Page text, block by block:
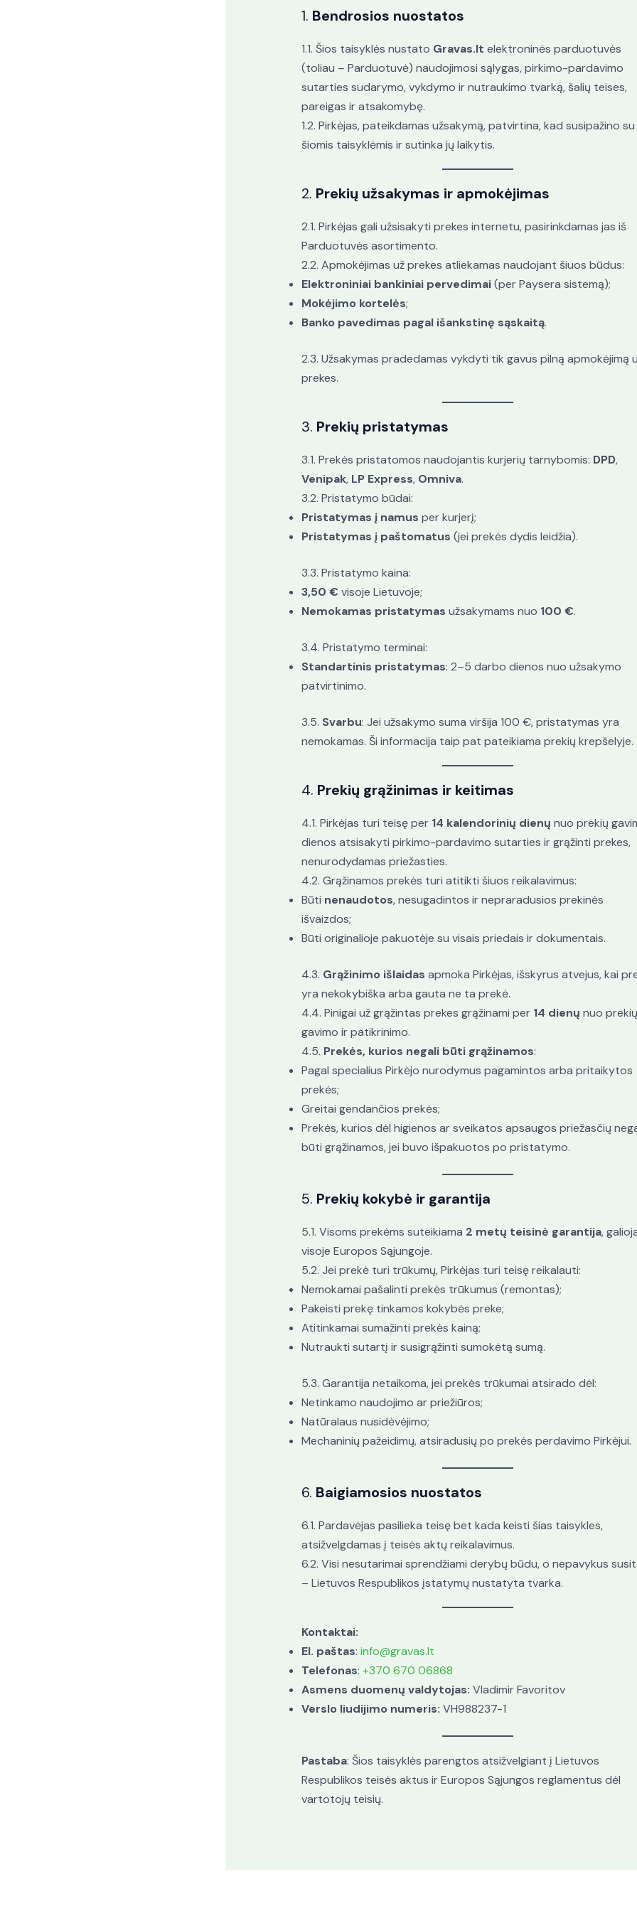
1. Bendrosios nuostatos
1.1. Šios taisyklės nustato Gravas.lt elektroninės parduotuvės
(toliau – Parduotuvė) naudojimosi sąlygas, pirkimo-pardavimo
sutarties sudarymo, vykdymo ir nutraukimo tvarką, šalių teises,
pareigas ir atsakomybę.
1.2. Pirkėjas, pateikdamas užsakymą, patvirtina, kad susipažino su
šiomis taisyklėmis ir sutinka jų laikytis.
2. Prekių užsakymas ir apmokėjimas
2.1. Pirkėjas gali užsisakyti prekes internetu, pasirinkdamas jas iš
Parduotuvės asortimento.
2.2. Apmokėjimas už prekes atliekamas naudojant šiuos būdus:
Elektroniniai bankiniai pervedimai(per Paysera sistemą);
Mokėjimo kortelės;
Banko pavedimas pagal išankstinę sąskaitą.
2.3. Užsakymas pradedamas vykdyti tik gavus pilną apmokėjimą
prekes.
3. Prekių pristatymas
3.1. Prekės pristatomos naudojantis kurjerių tarnybomis: DPD,
Venipak, LP Express, Omniva.
3.2. Pristatymo būdai:
Pristatymas į namus per kurjerį;
Pristatymas į paštomatus (jei prekės dydis leidžia).
3.3. Pristatymo kaina:
3,50 € visoje Lietuvoje;
Nemokamas pristatymas užsakymams nuo 100 €.
3.4. Pristatymo terminai:
Standartinis pristatymas: 2–5 darbo dienos nuo užsakymo
patvirtinimo.
3.5. Svarbu: Jei užsakymo suma viršija 100 €, pristatymas yra
nemokamas. Ši informacija taip pat pateikiama prekių krepšelyje.
4. Prekių grąžinimas ir keitimas
4.1. Pirkėjas turi teisę per 14 kalendorinių dienų nuo prekių
dienos atsisakyti pirkimo-pardavimo sutarties ir grąžinti prekes,
nenurodydamas priežasties.
4.2. Grąžinamos prekės turi atitikti šiuos reikalavimus:
Būti nenaudotos, nesugadintos ir nepraradusios prekinės
išvaizdos;
Būti originalioje pakuotėje su visais priedais ir dokumentais.
4.3. Grąžinimo išlaidas apmoka Pirkėjas, išskyrus atvejus, kai
yra nekokybiška arba gauta ne ta prekė.
4.4. Pinigai už grąžintas prekes grąžinami per 14 dienų nuo prekių
gavimo ir patikrinimo.
4.5. Prekės, kurios negali būti grąžinamos:
Pagal specialius Pirkėjo nurodymus pagamintos arba pritaikytos
prekės;
Greitai gendančios prekės;
Prekės, kurios dėl higienos ar sveikatos apsaugos priežasčių
būti grąžinamos, jei buvo išpakuotos po pristatymo.
5. Prekių kokybė ir garantija
5.1. Visoms prekėms suteikiama 2 metų teisinė garantija,
visoje Europos Sąjungoje.
5.2. Jei prekė turi trūkumų, Pirkėjas turi teisę reikalauti:
Nemokamai pašalinti prekės trūkumus (remontas);
Pakeisti prekę tinkamos kokybės preke;
Atitinkamai sumažinti prekės kainą;
Nutraukti sutartį ir susigrąžinti sumokėtą sumą.
5.3. Garantija netaikoma, jei prekės trūkumai atsirado dėl:
Netinkamo naudojimo ar priežiūros;
Natūralaus nusidėvėjimo;
Mechaninių pažeidimų, atsiradusių po prekės perdavimo Pirkėjui.
6. Baigiamosios nuostatos
6.1. Pardavėjas pasilieka teisę bet kada keisti šias taisykles,
atsižvelgdamas į teisės aktų reikalavimus.
6.2. Visi nesutarimai sprendžiami derybų būdu, o nepavykus
– Lietuvos Respublikos įstatymų nustatyta tvarka.
Kontaktai:
El. paštas: info@gravas.lt
Telefonas: +370 670 06868
Asmens duomenų valdytojas: Vladimir Favoritov
Verslo liudijimo numeris: VH988237-1
Pastaba: Šios taisyklės parengtos atsižvelgiant į Lietuvos
Respublikos teisės aktus ir Europos Sąjungos reglamentus dėl
vartotojų teisių.